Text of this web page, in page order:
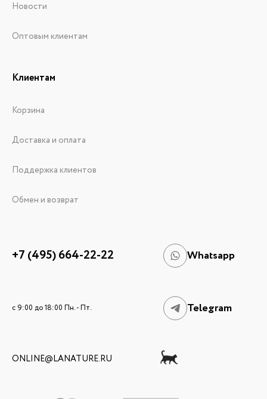
Новости
Оптовым клиентам
Клиентам
Корзина
Доставка и оплата
Поддержка клиентов
Обмен и возврат
+7 (495) 664-22-22 Whatsapp
c 9:00 до 18:00 Пн. - Пт. Telegram
ONLINE@LANATURE.RU